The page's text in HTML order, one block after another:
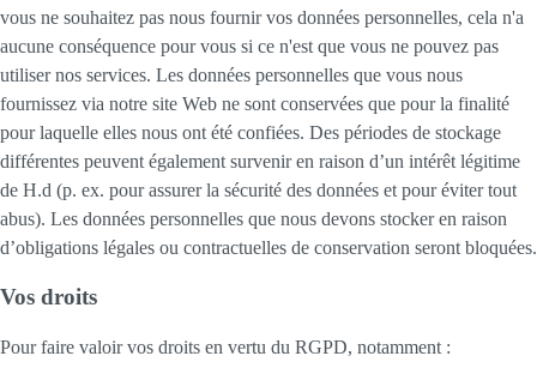
vous ne souhaitez pas nous fournir vos données personnelles, cela n'a
aucune conséquence pour vous si ce n'est que vous ne pouvez pas
utiliser nos services. Les données personnelles que vous nous
fournissez via notre site Web ne sont conservées que pour la finalité
pour laquelle elles nous ont été confiées. Des périodes de stockage
différentes peuvent également survenir en raison d’un intérêt légitime
de H.d (p. ex. pour assurer la sécurité des données et pour éviter tout
abus). Les données personnelles que nous devons stocker en raison
d’obligations légales ou contractuelles de conservation seront bloquées.
Vos droits
Pour faire valoir vos droits en vertu du RGPD, notamment :